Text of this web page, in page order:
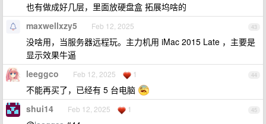
也有做成好几层，里面放硬盘盒 拓展坞啥的
43
maxwellxzy5 Feb 12, 2025
没啥用，当服务器远程玩。主力机用 iMac 2015 Late ，主要是
显示效果牛逼
44
leeggco Feb 12, 2025 1
不能再买了，已经有 5 台电脑
45
shui14 Feb 12, 2025 1